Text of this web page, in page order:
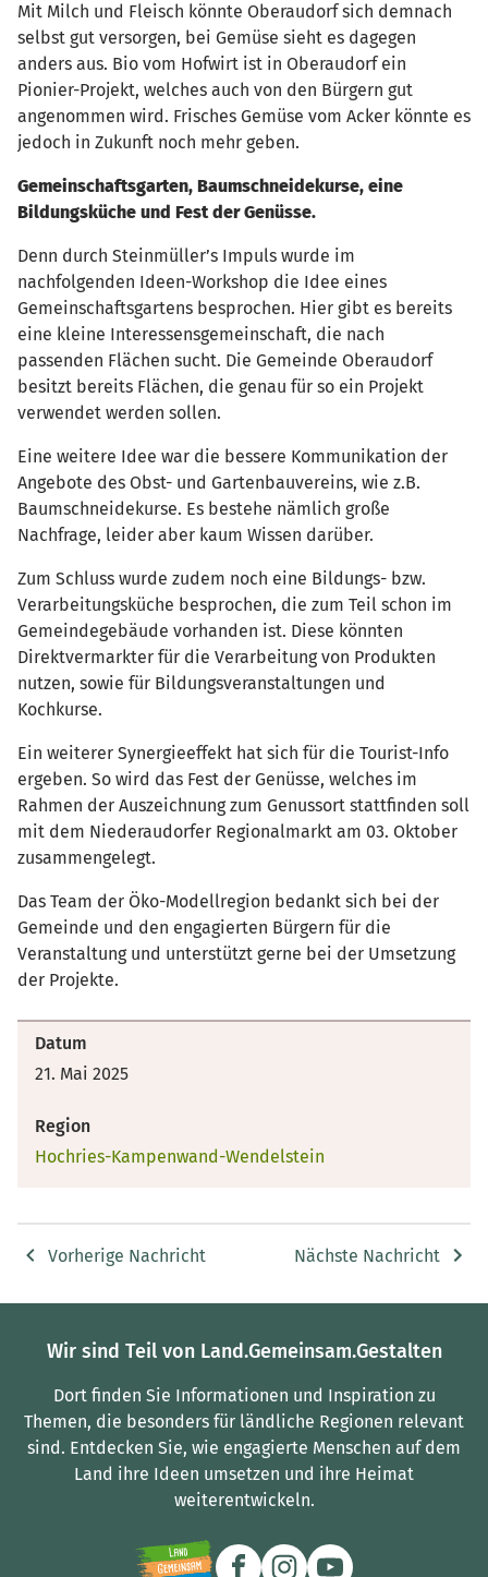
Mit Milch und Fleisch könnte Oberaudorf sich demnach
selbst gut versorgen, bei Gemüse sieht es dagegen
anders aus. Bio vom Hofwirt ist in Oberaudorf ein
Pionier-Projekt, welches auch von den Bürgern gut
angenommen wird. Frisches Gemüse vom Acker könnte es
jedoch in Zukunft noch mehr geben.
Gemeinschaftsgarten, Baumschneidekurse, eine
Bildungsküche und Fest der Genüsse.
Denn durch Steinmüller’s Impuls wurde im
nachfolgenden Ideen-Workshop die Idee eines
Gemeinschaftsgartens besprochen. Hier gibt es bereits
eine kleine Interessensgemeinschaft, die nach
passenden Flächen sucht. Die Gemeinde Oberaudorf
besitzt bereits Flächen, die genau für so ein Projekt
verwendet werden sollen.
Eine weitere Idee war die bessere Kommunikation der
Angebote des Obst- und Gartenbauvereins, wie z.B.
Baumschneidekurse. Es bestehe nämlich große
Nachfrage, leider aber kaum Wissen darüber.
Zum Schluss wurde zudem noch eine Bildungs- bzw.
Verarbeitungsküche besprochen, die zum Teil schon im
Gemeindegebäude vorhanden ist. Diese könnten
Direktvermarkter für die Verarbeitung von Produkten
nutzen, sowie für Bildungsveranstaltungen und
Kochkurse.
Ein weiterer Synergieeffekt hat sich für die Tourist-Info
ergeben. So wird das Fest der Genüsse, welches im
Rahmen der Auszeichnung zum Genussort stattfinden soll
mit dem Niederaudorfer Regionalmarkt am 03. Oktober
zusammengelegt.
Das Team der Öko-Modellregion bedankt sich bei der
Gemeinde und den engagierten Bürgern für die
Veranstaltung und unterstützt gerne bei der Umsetzung
der Projekte.
Datum
21. Mai 2025
Region
Hochries-Kampenwand-Wendelstein
Vorherige Nachricht Nächste Nachricht
Wir sind Teil von Land.Gemeinsam.Gestalten
Dort finden Sie Informationen und Inspiration zu
Themen, die besonders für ländliche Regionen relevant
sind. Entdecken Sie, wie engagierte Menschen auf dem
Land ihre Ideen umsetzen und ihre Heimat
weiterentwickeln.